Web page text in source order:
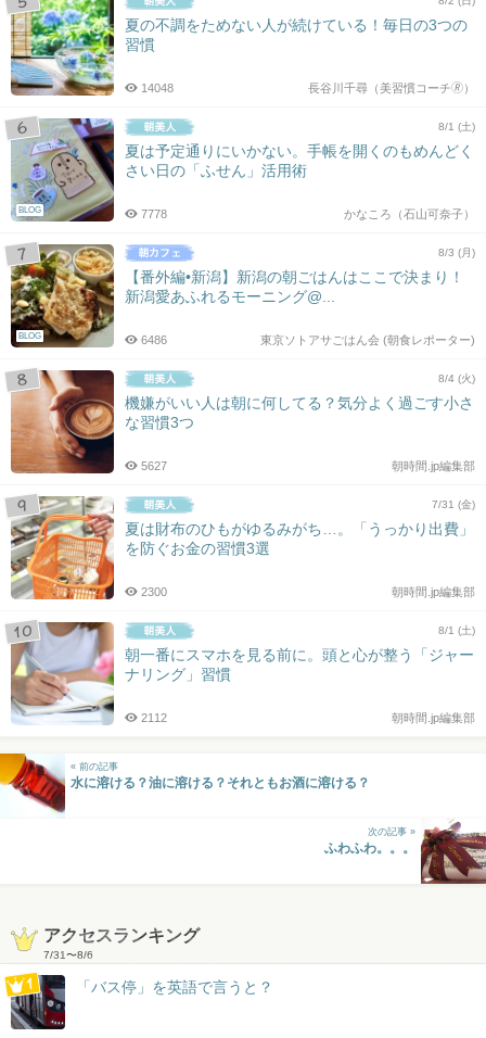
夏の不調をためない人が続けている！毎日の3つの
習慣
長谷川千尋（美習慣コーチ🄬）
14048
BLOG
8/1 (土)
夏は予定通りにいかない。手帳を開くのもめんどく
さい日の「ふせん」活用術
かなころ（石山可奈子）
7778
BLOG
8/3 (月)
【番外編•新潟】新潟の朝ごはんはここで決まり！
新潟愛あふれるモーニング@...
東京ソトアサごはん会 (朝食レポーター)
6486
8/4 (火)
機嫌がいい人は朝に何してる？気分よく過ごす小さ
な習慣3つ
朝時間.jp編集部
5627
7/31 (金)
夏は財布のひもがゆるみがち…。「うっかり出費」
を防ぐお金の習慣3選
朝時間.jp編集部
2300
8/1 (土)
朝一番にスマホを見る前に。頭と心が整う「ジャー
ナリング」習慣
朝時間.jp編集部
2112
« 前の記事
水に溶ける？油に溶ける？それともお酒に溶ける？
次の記事 »
ふわふわ。。。
アクセスランキング
7/31〜8/6
「バス停」を英語で言うと？